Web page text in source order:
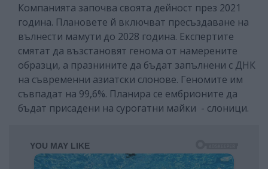
Компанията започва своята дейност през 2021
година. Плановете й включват пресъздаване на
вълнести мамути до 2028 година. Експертите
смятат да възстановят генома от намерените
образци, а празнините да бъдат запълнени с ДНК
на съвременни азиатски слонове. Геномите им
съвпадат на 99,6%. Планира се ембрионите да
бъдат присадени на сурогатни майки - слоници.